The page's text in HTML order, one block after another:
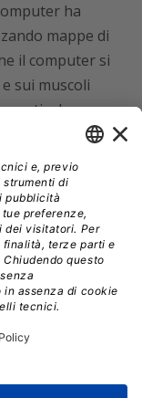
ha
mappe di
il computer si
sui muscoli
particolare
che gli è stato
il computer ha
previsioni sul
dolore
si è allineato
e con il Vas nel